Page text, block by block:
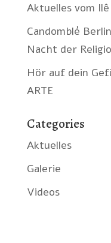
Aktuelles vom
Candomblé
Nacht der
Hör auf dein
ARTE
Categories
Aktuelles
Galerie
Videos